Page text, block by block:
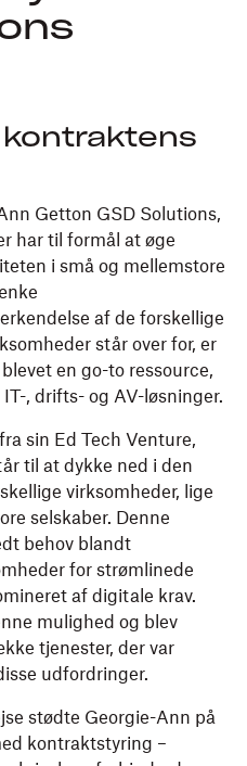
kontraktens
Getton GSD Solutions,
har til formål at øge
i små og mellemstore
af de forskellige
står over for, er
en go-to ressource,
, drifts- og AV-løsninger.
sin Ed Tech Venture,
til at dykke ned i den
virksomheder, lige
selskaber. Denne
behov blandt
for strømlinede
af digitale krav.
mulighed og blev
tjenester, der var
udfordringer.
stødte Georgie-Ann på
kontraktstyring –